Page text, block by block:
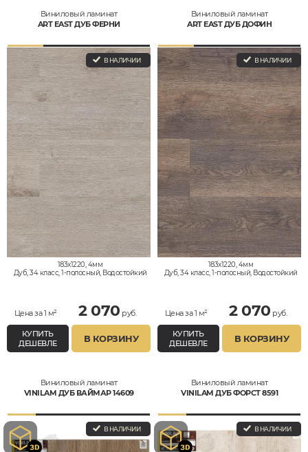
Виниловый ламинат
ART EAST ДУБ ФЕРНИ
В НАЛИЧИИ
183x1220, 4мм
Дуб, 34 класс, 1-полосный, Водостойкий
Цена за 1 м² 2 070 руб.
КУПИТЬ
ДЕШЕВЛЕ
В КОРЗИНУ
Виниловый ламинат
ART EAST ДУБ ДОФИН
В НАЛИЧИИ
183x1220, 4мм
Дуб, 34 класс, 1-полосный, Водостойкий
Цена за 1 м² 2 070 руб.
КУПИТЬ
ДЕШЕВЛЕ
В КОРЗИНУ
Виниловый ламинат
VINILAM ДУБ ВАЙМАР 14609
В НАЛИЧИИ
Виниловый ламинат
VINILAM ДУБ ФОРСТ 8591
В НАЛИЧИИ